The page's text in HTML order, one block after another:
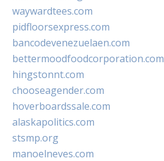
waywardtees.com
pidfloorsexpress.com
bancodevenezuelaen.com
bettermoodfoodcorporation.com
hingstonnt.com
chooseagender.com
hoverboardssale.com
alaskapolitics.com
stsmp.org
manoelneves.com